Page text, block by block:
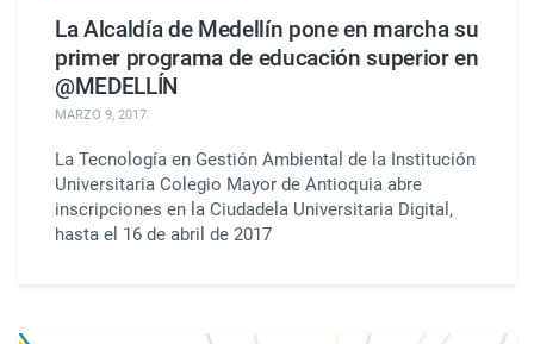
La Alcaldía de Medellín pone en marcha su
primer programa de educación superior en
@MEDELLÍN
MARZO 9, 2017.
La Tecnología en Gestión Ambiental de la Institución
Universitaria Colegio Mayor de Antioquia abre
inscripciones en la Ciudadela Universitaria Digital,
hasta el 16 de abril de 2017